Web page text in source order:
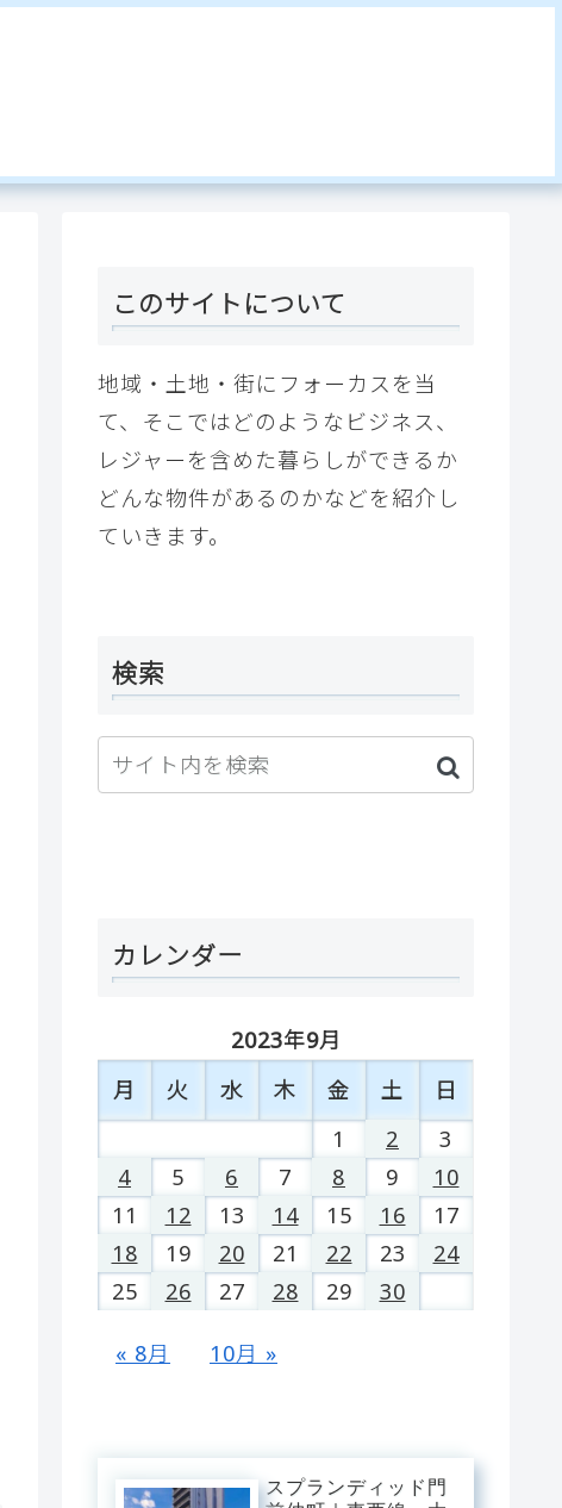
このサイトについて
地域・土地・街にフォーカスを当
て、そこではどのようなビジネス、
レジャーを含めた暮らしができるか
どんな物件があるのかなどを紹介し
ていきます。
検索
カレンダー
2023年9月
月
火 水 木 金 土
日
1
2
3
4
5 6 7 8 9
10
11
12 13 14 15 16
17
18
19 20 21 22 23
24
25
26 27 28 29 30
« 8月 10月 »
スプランディッド門